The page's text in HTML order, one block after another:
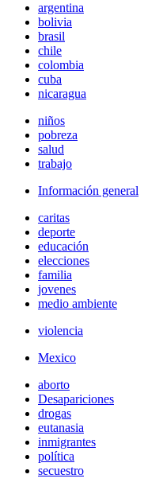
argentina
bolivia
brasil
chile
colombia
cuba
nicaragua
niños
pobreza
salud
trabajo
Información general
caritas
deporte
educación
elecciones
familia
jovenes
medio ambiente
violencia
Mexico
aborto
Desapariciones
drogas
eutanasia
inmigrantes
política
secuestro